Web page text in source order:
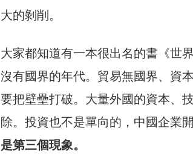
大的剝削。
大家都知道有一本很出名的書《世
沒有國界的年代。貿易無國界、資
要把壁壘打破。大量外國的資本、
除。投資也不是單向的，中國企業
是第三個現象。